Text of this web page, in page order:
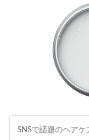
SNSで話題のヘア